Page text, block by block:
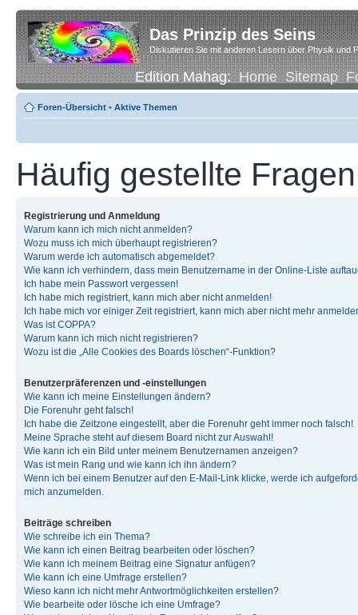
Das Prinzip des Seins
Diskutieren Sie mit anderen Lesern über Physik und
Edition Mahag:Home Sitemap
Foren-Übersicht • Aktive Themen
Häufig gestellte Fragen
Registrierung und Anmeldung
Warum kann ich mich nicht anmelden?
Wozu muss ich mich überhaupt registrieren?
Warum werde ich automatisch abgemeldet?
Wie kann ich verhindern, dass mein Benutzername in der Online-Liste
Ich habe mein Passwort vergessen!
Ich habe mich registriert, kann mich aber nicht anmelden!
Ich habe mich vor einiger Zeit registriert, kann mich aber nicht mehr
Was ist COPPA?
Warum kann ich mich nicht registrieren?
Wozu ist die „Alle Cookies des Boards löschen“-Funktion?
Benutzerpräferenzen und -einstellungen
Wie kann ich meine Einstellungen ändern?
Die Forenuhr geht falsch!
Ich habe die Zeitzone eingestellt, aber die Forenuhr geht immer noch falsch!
Meine Sprache steht auf diesem Board nicht zur Auswahl!
Wie kann ich ein Bild unter meinem Benutzernamen anzeigen?
Was ist mein Rang und wie kann ich ihn ändern?
Wenn ich bei einem Benutzer auf den E-Mail-Link klicke, werde ich
mich anzumelden.
Beiträge schreiben
Wie schreibe ich ein Thema?
Wie kann ich einen Beitrag bearbeiten oder löschen?
Wie kann ich meinem Beitrag eine Signatur anfügen?
Wie kann ich eine Umfrage erstellen?
Wieso kann ich nicht mehr Antwortmöglichkeiten erstellen?
Wie bearbeite oder lösche ich eine Umfrage?